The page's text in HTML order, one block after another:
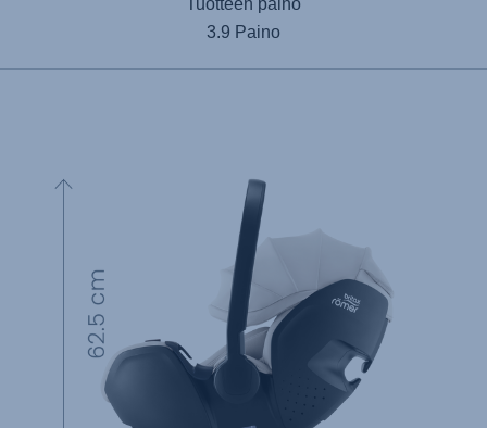
Tuotteen paino
3.9 Paino